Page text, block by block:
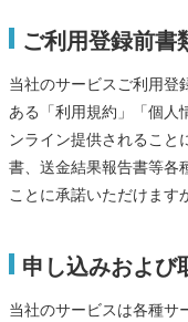
ご利用登録前書
当社のサービスご利用登
ある「利用規約」「個人
ンライン提供されること
書、送金結果報告書等各
ことに承諾いただけます
申し込みおよび
当社のサービスは各種サ